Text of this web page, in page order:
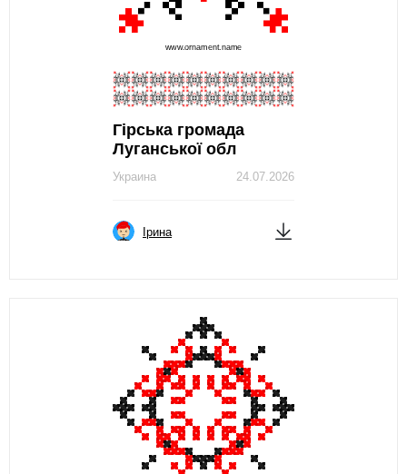
Гірська громада
Луганської обл
24.07.2026
Украина
Ірина